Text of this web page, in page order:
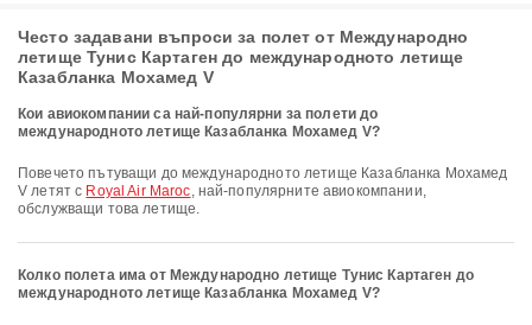
Често задавани въпроси за полет от Международно
летище Тунис Картаген до международното летище
Казабланка Мохамед V
Кои авиокомпании са най-популярни за полети до
международното летище Казабланка Мохамед V?
Повечето пътуващи до международното летище Казабланка Мохамед
V летят с Royal Air Maroc, най-популярните авиокомпании,
обслужващи това летище.
Колко полета има от Международно летище Тунис Картаген до
международното летище Казабланка Мохамед V?